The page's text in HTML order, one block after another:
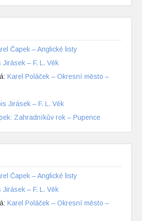
Čapek – Anglické listy
Jirásek – F. L. Věk
:Karel Poláček – Okresní město –
Jirásek – F. L. Věk
Zahradníkův rok – Pupence
Čapek – Anglické listy
Jirásek – F. L. Věk
:Karel Poláček – Okresní město –